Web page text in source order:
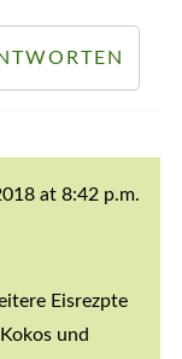
at 8:42 p.m.
Eisrezpte
und